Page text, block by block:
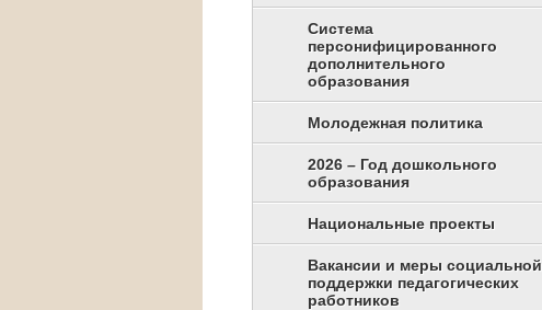
Система
персонифицированного
дополнительного
образования
Молодежная политика
2026 – Год дошкольного
образования
Национальные проекты
Вакансии и меры социальной
поддержки педагогических
работников